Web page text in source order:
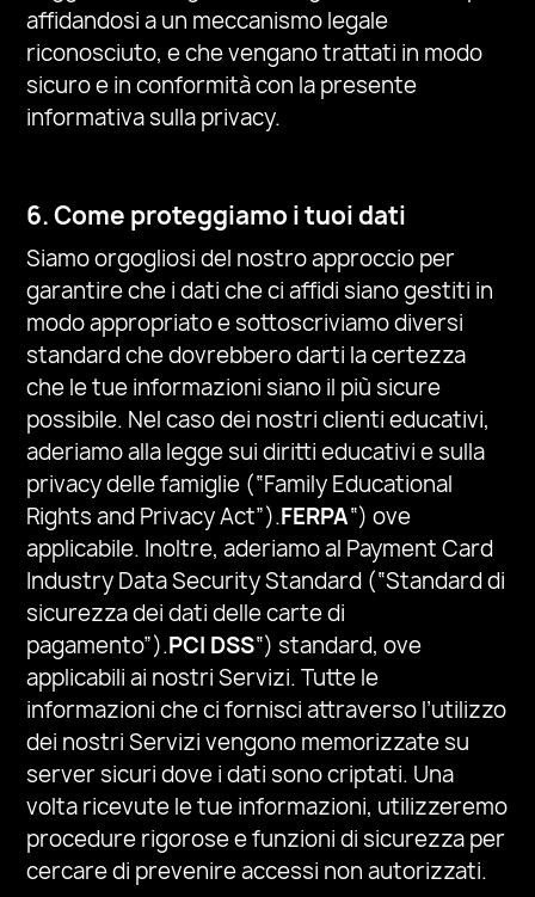
affidandosi a un meccanismo legale
riconosciuto, e che vengano trattati in modo
sicuro e in conformità con la presente
informativa sulla privacy.
6. Come proteggiamo i tuoi dati
Siamo orgogliosi del nostro approccio per
garantire che i dati che ci affidi siano gestiti in
modo appropriato e sottoscriviamo diversi
standard che dovrebbero darti la certezza
che le tue informazioni siano il più sicure
possibile. Nel caso dei nostri clienti educativi,
aderiamo alla legge sui diritti educativi e sulla
privacy delle famiglie (“Family Educational
Rights and Privacy Act”).FERPA“) ove
applicabile. Inoltre, aderiamo al Payment Card
Industry Data Security Standard (“Standard di
sicurezza dei dati delle carte di
pagamento”).PCI DSS“) standard, ove
applicabili ai nostri Servizi. Tutte le
informazioni che ci fornisci attraverso l’utilizzo
dei nostri Servizi vengono memorizzate su
server sicuri dove i dati sono criptati. Una
volta ricevute le tue informazioni, utilizzeremo
procedure rigorose e funzioni di sicurezza per
cercare di prevenire accessi non autorizzati.